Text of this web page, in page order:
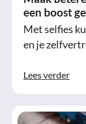
een boost
Met selfies
en je
Lees verder